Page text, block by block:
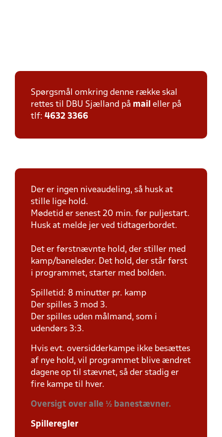
Spørgsmål omkring denne række skal
rettes til DBU Sjælland på mail eller på
tlf: 4632 3366
Der er ingen niveaudeling, så husk at
stille lige hold.
Mødetid er senest 20 min. før puljestart.
Husk at melde jer ved tidtagerbordet.
Det er førstnævnte hold, der stiller med
kamp/baneleder. Det hold, der står først
i programmet, starter med bolden.
Spilletid: 8 minutter pr. kamp
Der spilles 3 mod 3.
Der spilles uden målmand, som i
udendørs 3:3.
Hvis evt. oversidderkampe ikke besættes
af nye hold, vil programmet blive ændret
dagene op til stævnet, så der stadig er
fire kampe til hver.
Oversigt over alle ½ banestævner.
Spilleregler